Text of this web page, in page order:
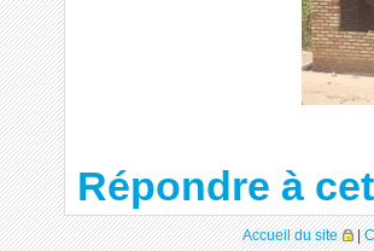
Répondre à
Accueil du site |